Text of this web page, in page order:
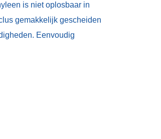
is niet oplosbaar in
gemakkelijk gescheiden
Eenvoudig